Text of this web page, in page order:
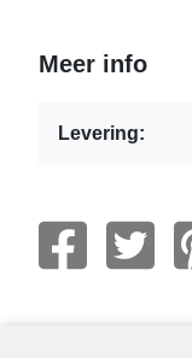
Meer info
Levering: